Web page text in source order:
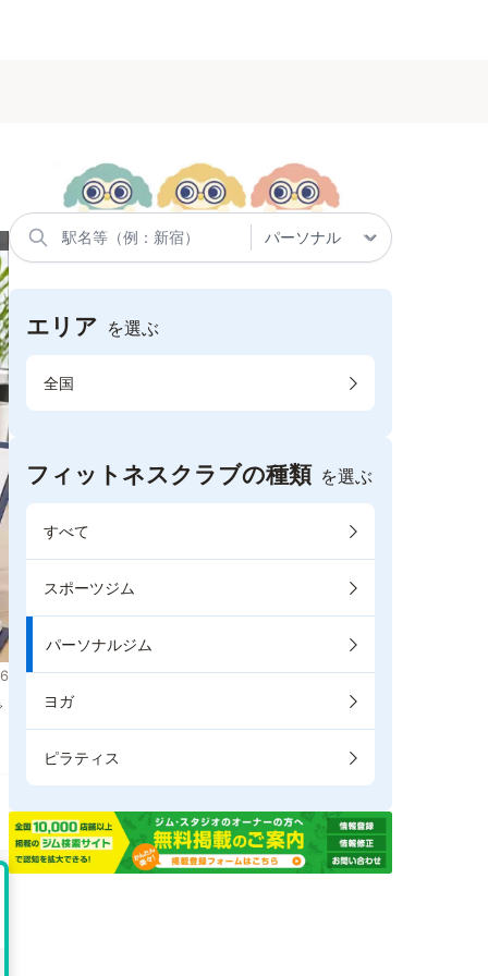
エリア を選ぶ
全国
フィットネスクラブの種類 を選ぶ
すべて
スポーツジム
パーソナルジム
ヨガ
ピラティス